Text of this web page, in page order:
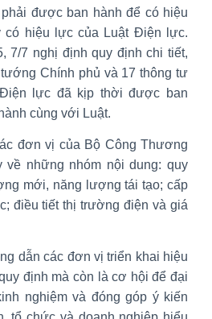
được ban hành để có hiệu
có hiệu lực của Luật Điện lực.
7/7 nghị định quy định chi tiết,
Chính phủ và 17 thông tư
lực đã kịp thời được ban
cùng với Luật.
đơn vị của Bộ Công Thương
về những nhóm nội dung: quy
mới, năng lượng tái tạo; cấp
điều tiết thị trường điện và giá
dẫn các đơn vị triển khai hiệu
định mà còn là cơ hội để đại
nghiệm và đóng góp ý kiến